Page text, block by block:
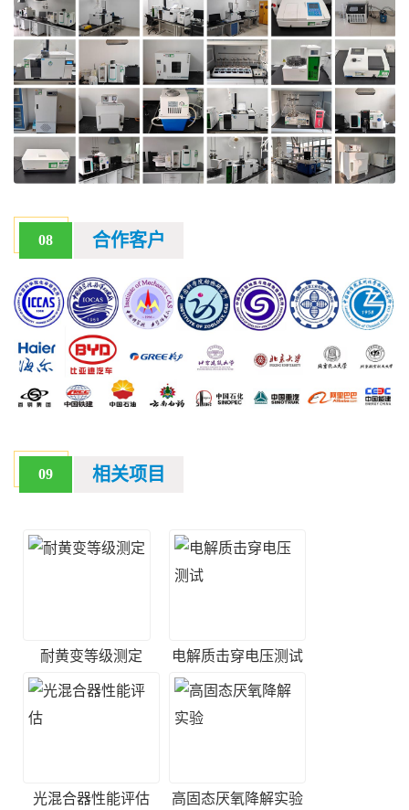
08 合作客户
09 相关项目
耐黄变等级测定 电解质击穿电压测试
光混合器性能评估 高固态厌氧降解实验